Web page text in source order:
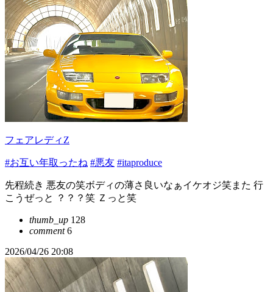
フェアレディZ
#お互い年取ったね #悪友 #itaproduce
先程続き 悪友の笑ボディの薄さ良いなぁイケオジ笑また 行
こうぜっと ？？？笑 Ｚっと笑
thumb_up 128
comment6
2026/04/26 20:08